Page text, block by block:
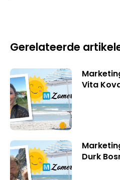
Gerelateerde
Vita
Durk